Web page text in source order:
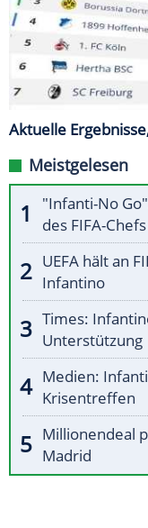
Aktuelle
Meistgelesen
"Infanti-No
des FIFA-Chefs
UEFA hält an
Infantino
Times:
Unterstützung
Medien:
Krisentreffen
Millionendeal
Madrid